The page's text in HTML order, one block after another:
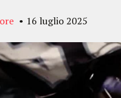
16 luglio 2025